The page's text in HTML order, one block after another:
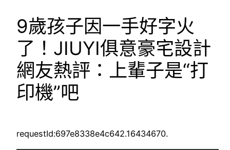
9歲孩子因一手好字火
了！JIUYI俱意豪宅設計
網友熱評：上輩子是“打
印機”吧
requestId:697e8338e4c642.16434670.